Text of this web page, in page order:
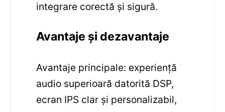
integrare corectă și sigură.
Avantaje și dezavantaje
Avantaje principale: experiență
audio superioară datorită DSP,
ecran IPS clar și personalizabil,